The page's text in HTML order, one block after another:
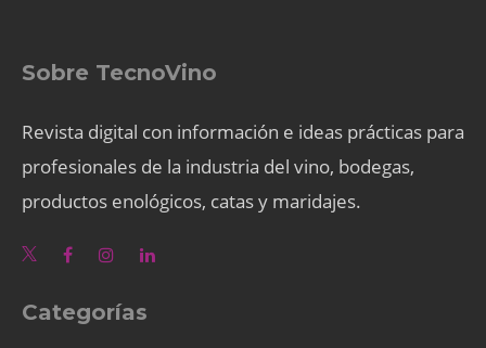
Sobre TecnoVino
Revista digital con información e ideas prácticas para
profesionales de la industria del vino, bodegas,
productos enológicos, catas y maridajes.
Categorías